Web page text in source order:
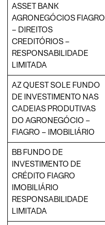
ASSET BANK
AGRONEGÓCIOS FIAGRO
– DIREITOS
CREDITÓRIOS –
RESPONSABILIDADE
LIMITADA
AZ QUEST SOLE FUNDO
DE INVESTIMENTO NAS
CADEIAS PRODUTIVAS
DO AGRONEGÓCIO –
FIAGRO – IMOBILIÁRIO
BB FUNDO DE
INVESTIMENTO DE
CRÉDITO FIAGRO
IMOBILIÁRIO
RESPONSABILIDADE
LIMITADA